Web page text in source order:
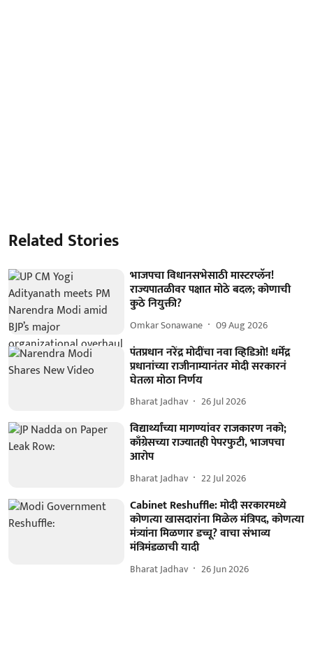
Related Stories
भाजपचा विधानसभेसाठी मास्टरप्लॅन!
राज्यपातळीवर पक्षात मोठे बदल; कोणाची
कुठे नियुक्ती?
Omkar Sonawane 09 Aug 2026
पंतप्रधान नरेंद्र मोदींचा नवा व्हिडिओ! धर्मेंद्र
प्रधानांच्या राजीनाम्यानंतर मोदी सरकारनं
घेतला मोठा निर्णय
Bharat Jadhav 26 Jul 2026
विद्यार्थ्यांच्या मागण्यांवर राजकारण नको;
काँग्रेसच्या राज्यातही पेपरफुटी, भाजपचा
आरोप
Bharat Jadhav 22 Jul 2026
Cabinet Reshuffle: मोदी सरकारमध्ये
कोणत्या खासदारांना मिळेल मंत्रिपद, कोणत्या
मंत्र्यांना मिळणार डच्चू? वाचा संभाव्य
मंत्रिमंडळाची यादी
Bharat Jadhav 26 Jun 2026